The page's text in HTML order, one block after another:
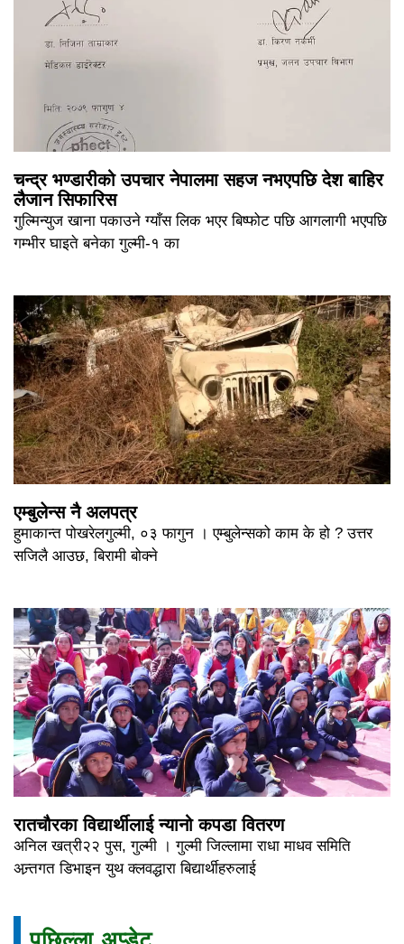
चन्द्र भण्डारीको उपचार नेपालमा सहज नभएपछि देश बाहिर
लैजान सिफारिस
गुल्मिन्युज खाना पकाउने ग्याँस लिक भएर बिष्फोट पछि आगलागी भएपछि
गम्भीर घाइते बनेका गुल्मी-१ का
एम्बुलेन्स नै अलपत्र
हुमाकान्त पोखरेलगुल्मी, ०३ फागुन । एम्बुलेन्सको काम के हो ? उत्तर
सजिलै आउछ, बिरामी बोक्ने
रातचौरका विद्यार्थीलाई न्यानो कपडा वितरण
अनिल खत्री२२ पुस, गुल्मी । गुल्मी जिल्लामा राधा माधव समिति
अन्र्तगत डिभाइन युथ क्लवद्धारा बिद्यार्थीहरुलाई